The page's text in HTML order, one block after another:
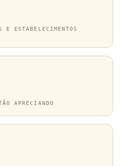
E ESTABELECIMENTOS
APRECIANDO